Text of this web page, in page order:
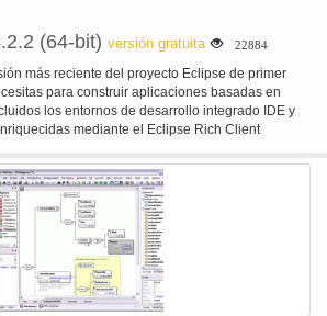
(64-bit) versión gratuita 22884
más reciente del proyecto Eclipse de primer
para construir aplicaciones basadas en
los entornos de desarrollo integrado IDE y
mediante el Eclipse Rich Client
plug-in desarrollo medio ambiente PDE, código
Eclipse y mucho más. Esta es la versión de